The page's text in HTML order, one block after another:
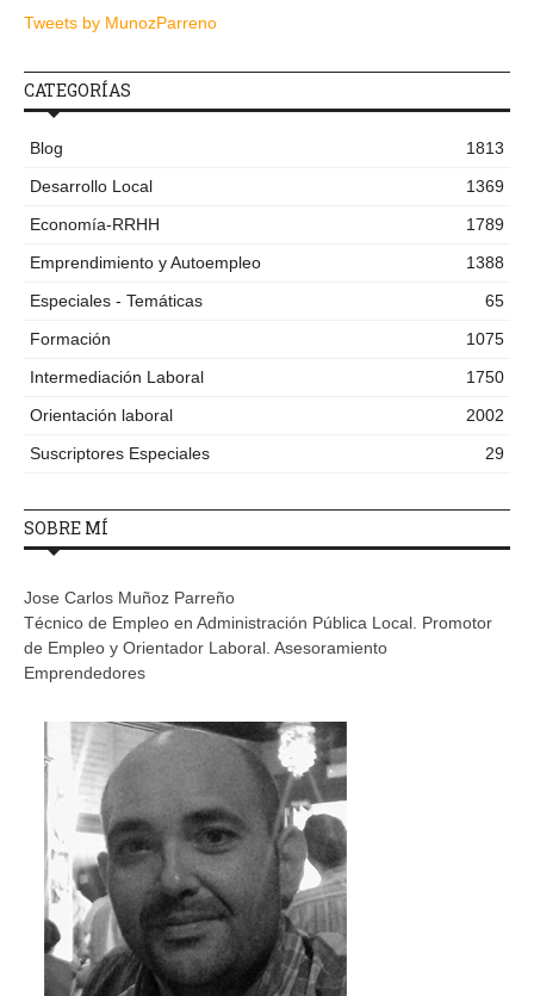
Tweets by MunozParreno
CATEGORÍAS
Blog
1813
Desarrollo Local
1369
Economía-RRHH
1789
Emprendimiento y Autoempleo
1388
Especiales - Temáticas
65
Formación
1075
Intermediación Laboral
1750
Orientación laboral
2002
Suscriptores Especiales
29
SOBRE MÍ
Jose Carlos Muñoz Parreño
Técnico de Empleo en Administración Pública Local. Promotor
de Empleo y Orientador Laboral. Asesoramiento
Emprendedores